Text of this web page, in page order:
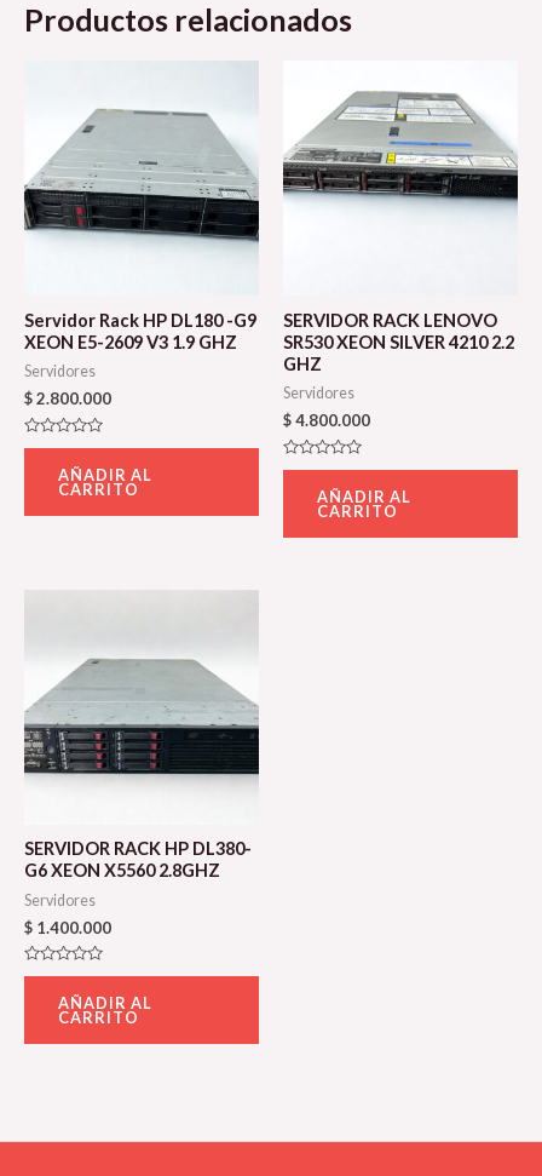
Productos relacionados
Servidor Rack HP DL180 -G9
XEON E5-2609 V3 1.9 GHZ
Servidores
$2.800.000
Valorado
AÑADIR AL
CARRITO
SERVIDOR RACK LENOVO
SR530 XEON SILVER 4210 2.2
GHZ
Servidores
$4.800.000
Valorado
AÑADIR AL
CARRITO
SERVIDOR RACK HP DL380-
G6 XEON X5560 2.8GHZ
Servidores
$ 1.400.000
Valorado
AÑADIR AL
CARRITO